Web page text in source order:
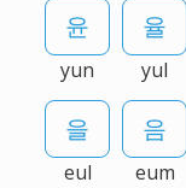
yun yul
eul eum